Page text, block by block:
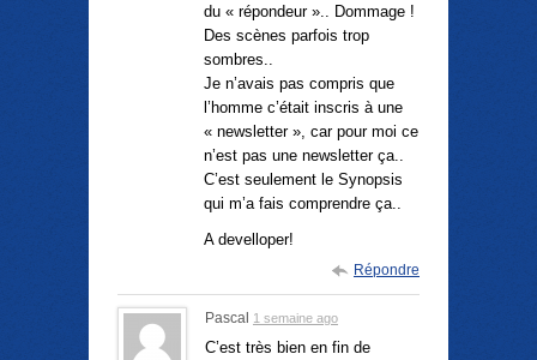
du « répondeur ».. Dommage !
Des scènes parfois trop
sombres..
Je n’avais pas compris que
l’homme c’était inscris à une
« newsletter », car pour moi ce
n’est pas une newsletter ça..
C’est seulement le Synopsis
qui m’a fais comprendre ça..
A develloper!
Répondre
Pascal 1 semaine ago
C’est très bien en fin de